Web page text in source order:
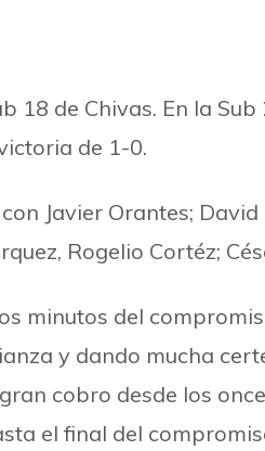
de Chivas. En la
de 1-0.
Javier Orantes;
Rogelio Cortéz;
minutos del
y dando mucha
cobro desde los
el final del